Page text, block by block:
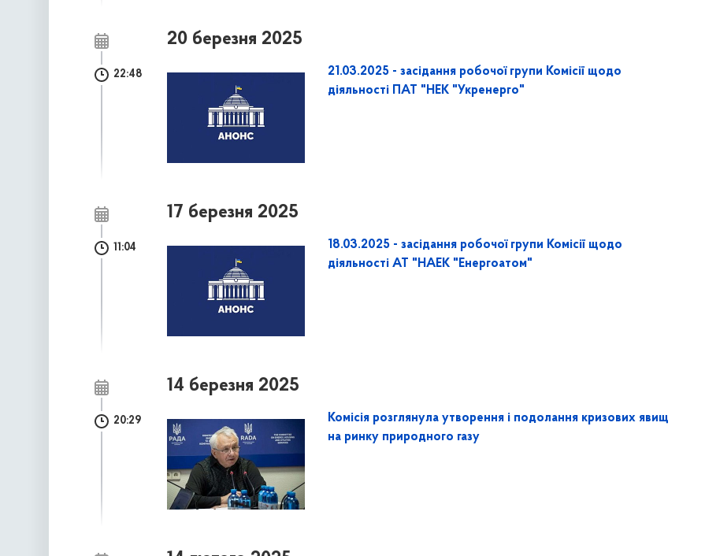
20 березня 2025
22:48
21.03.2025 - засідання робочої групи Комісії щодо
діяльності ПАТ "НЕК "Укренерго"
17 березня 2025
11:04
18.03.2025 - засідання робочої групи Комісії щодо
діяльності АТ "НАЕК "Енергоатом"
14 березня 2025
20:29
Комісія розглянула утворення і подолання кризових явищ
на ринку природного газу